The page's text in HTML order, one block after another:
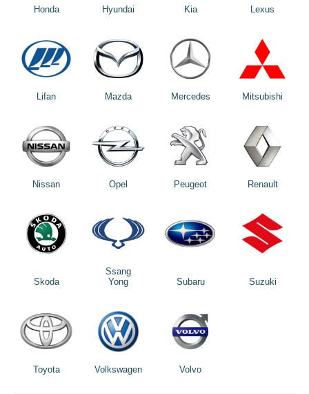
Honda Hyundai Kia Lexus
Lifan Mazda Mercedes Mitsubishi
Nissan Opel Peugeot Renault
Skoda
Ssang
Yong
Subaru Suzuki
Toyota Volkswagen Volvo